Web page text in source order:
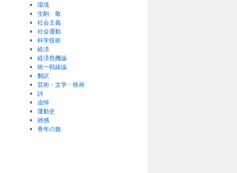
環境
生駒 敬
社会主義
社会運動
科学技術
経済
経済危機論
統一戦線論
翻訳
芸術・文学・映画
詩
追悼
運動史
雑感
青年の旗